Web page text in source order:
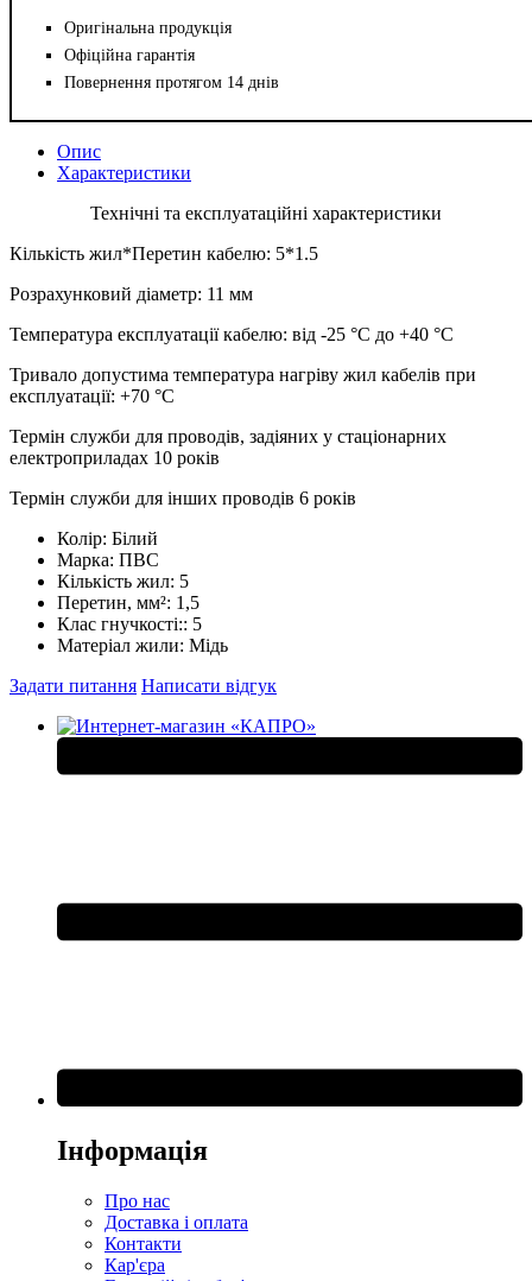
Оригінальна продукція
Офіційна гарантія
Повернення протягом 14 днів
Опис
Характеристики
Технічні та експлуатаційні характеристики
Кількість жил*Перетин кабелю: 5*1.5
Розрахунковий діаметр: 11 мм
Температура експлуатації кабелю: від -25 °С до +40 °С
Тривало допустима температура нагріву жил кабелів при
експлуатації: +70 °С
Термін служби для проводів, задіяних у стаціонарних
електроприладах 10 років
Термін служби для інших проводів 6 років
Колір: Білий
Марка: ПВС
Кількість жил: 5
Перетин, мм²: 1,5
Клас гнучкості:: 5
Матеріал жили: Мідь
Задати питання Написати відгук
Інформація
Про нас
Доставка і оплата
Контакти
Кар'єра